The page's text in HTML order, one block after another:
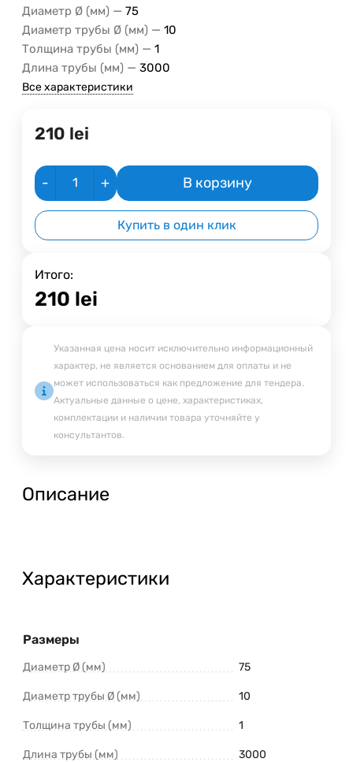
Диаметр Ø (мм) — 75
Диаметр трубы Ø (мм) — 10
Толщина трубы (мм) — 1
Длина трубы (мм) — 3000
Все характеристики
210 lei
- + В корзину
Купить в один клик
Итого:
210 lei
Указанная цена носит исключительно информационный
характер, не является основанием для оплаты и не
может использоваться как предложение для тендера.
Актуальные данные о цене, характеристиках,
комплектации и наличии товара уточняйте у
консультантов.
Описание
Характеристики
Размеры
Диаметр Ø (мм) 75
Диаметр трубы Ø (мм) 10
Толщина трубы (мм) 1
Длина трубы (мм) 3000